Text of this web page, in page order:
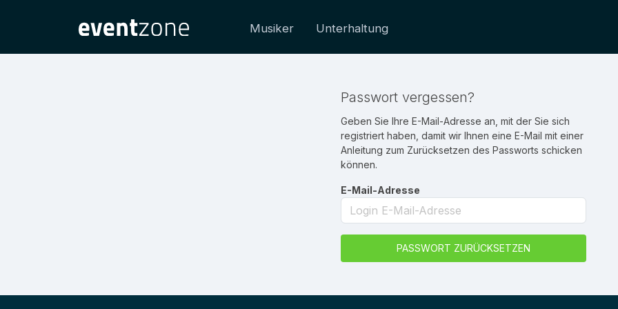
Musiker Unterhaltung
Passwort vergessen?
Geben Sie Ihre E-Mail-Adresse an, mit der Sie sich
registriert haben, damit wir Ihnen eine E-Mail mit einer
Anleitung zum Zurücksetzen des Passworts schicken
können.
E-Mail-Adresse